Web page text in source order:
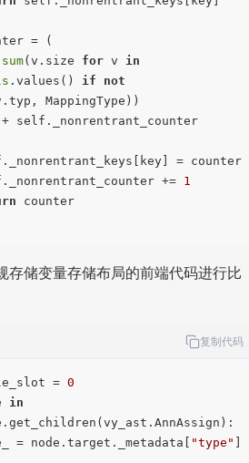
sum(v.size for v in
.values() if
not
MappingType))
self._nonrentrant_counter +=
1
counter
存储变量存储布局的前端代码进行比
复制代码
=
0
in
type_ = node.target._metadata[
"type"